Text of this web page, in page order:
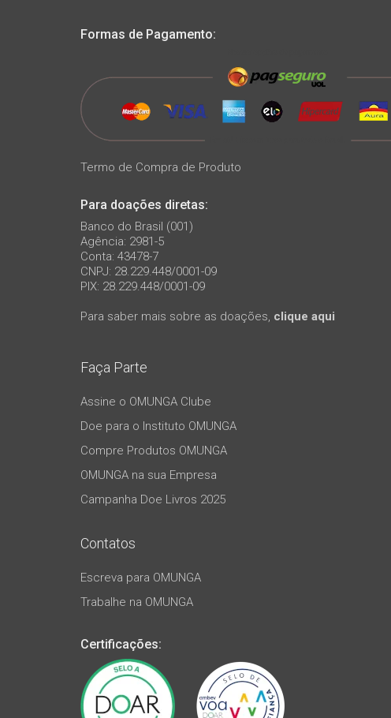
Formas de Pagamento:
Termo de Compra de Produto
Para doações diretas:
Banco do Brasil (001)
Agência: 2981-5
Conta: 43478-7
CNPJ: 28.229.448/0001-09
PIX: 28.229.448/0001-09
Para saber mais sobre as doações, clique aqui
Faça Parte
Assine o OMUNGA Clube
Doe para o Instituto OMUNGA
Compre Produtos OMUNGA
OMUNGA na sua Empresa
Campanha Doe Livros 2025
Contatos
Escreva para OMUNGA
Trabalhe na OMUNGA
Certificações: